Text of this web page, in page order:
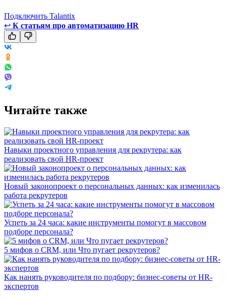
Подключить Talantix
↩ К статьям про автоматизацию HR
Читайте также
Навыки проектного управления для рекрутера: как
реализовать свой HR-проект
Новый законопроект о персональных данных: как изменилась
работа рекрутеров
Успеть за 24 часа: какие инструменты помогут в массовом
подборе персонала?
5 мифов о CRM, или Что пугает рекрутеров?
Как нанять руководителя по подбору: бизнес-советы от HR-
экспертов